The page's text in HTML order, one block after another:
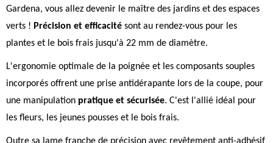
Gardena, vous allez devenir le maître des jardins et des espaces
verts ! Précision et efficacité sont au rendez-vous pour les
plantes et le bois frais jusqu'à 22 mm de diamètre.
L'ergonomie optimale de la poignée et les composants souples
incorporés offrent une prise antidérapante lors de la coupe, pour
une manipulation pratique et sécurisée. C'est l'allié idéal pour
les fleurs, les jeunes pousses et le bois frais.